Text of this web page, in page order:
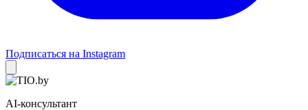
Подписаться на Instagram
AI-консультант